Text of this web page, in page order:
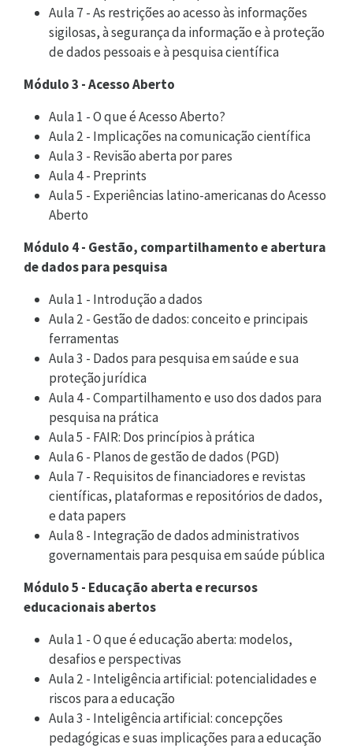
Aula 7 - As restrições ao acesso às informações
sigilosas, à segurança da informação e à proteção
de dados pessoais e à pesquisa científica
Módulo 3 - Acesso Aberto
Aula 1 - O que é Acesso Aberto?
Aula 2 - Implicações na comunicação científica
Aula 3 - Revisão aberta por pares
Aula 4 - Preprints
Aula 5 - Experiências latino-americanas do Acesso
Aberto
Módulo 4 - Gestão, compartilhamento e abertura
de dados para pesquisa
Aula 1 - Introdução a dados
Aula 2 - Gestão de dados: conceito e principais
ferramentas
Aula 3 - Dados para pesquisa em saúde e sua
proteção jurídica
Aula 4 - Compartilhamento e uso dos dados para
pesquisa na prática
Aula 5 - FAIR: Dos princípios à prática
Aula 6 - Planos de gestão de dados (PGD)
Aula 7 - Requisitos de financiadores e revistas
científicas, plataformas e repositórios de dados,
e data papers
Aula 8 - Integração de dados administrativos
governamentais para pesquisa em saúde pública
Módulo 5 - Educação aberta e recursos
educacionais abertos
Aula 1 - O que é educação aberta: modelos,
desafios e perspectivas
Aula 2 - Inteligência artificial: potencialidades e
riscos para a educação
Aula 3 - Inteligência artificial: concepções
pedagógicas e suas implicações para a educação